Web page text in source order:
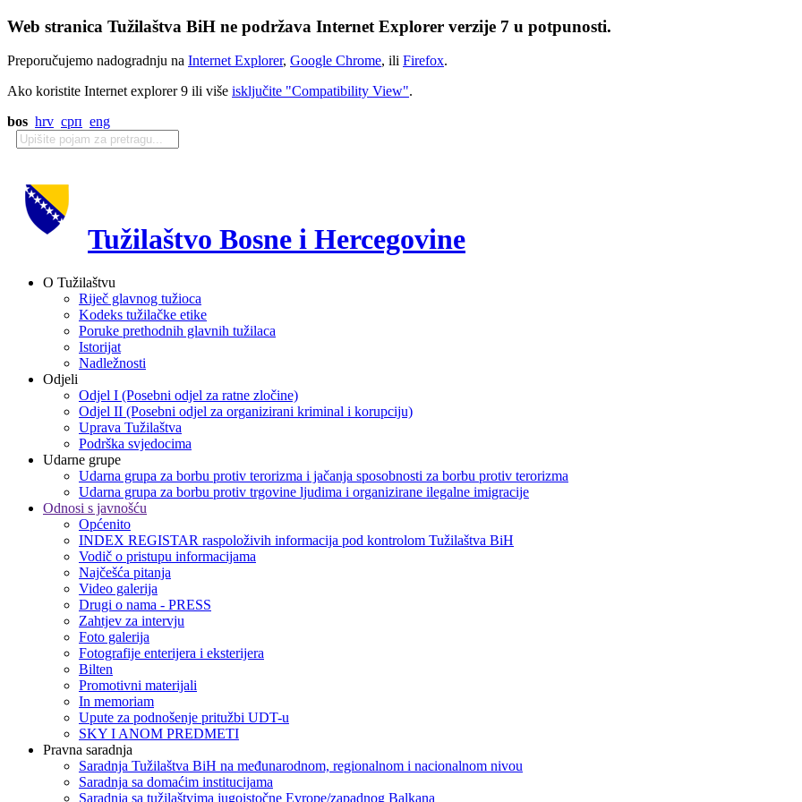
Web stranica Tužilaštva BiH ne podržava Internet Explorer verzije 7 u potpunosti.
Preporučujemo nadogradnju na Internet Explorer, Google Chrome, ili Firefox.
Ako koristite Internet explorer 9 ili više isključite "Compatibility View".
bos hrv срп eng
Tužilaštvo Bosne i Hercegovine
O Tužilaštvu
Riječ glavnog tužioca
Kodeks tužilačke etike
Poruke prethodnih glavnih tužilaca
Istorijat
Nadležnosti
Odjeli
Odjel I (Posebni odjel za ratne zločine)
Odjel II (Posebni odjel za organizirani kriminal i korupciju)
Uprava Tužilaštva
Podrška svjedocima
Udarne grupe
Udarna grupa za borbu protiv terorizma i jačanja sposobnosti za borbu protiv terorizma
Udarna grupa za borbu protiv trgovine ljudima i organizirane ilegalne imigracije
Odnosi s javnošću
Općenito
INDEX REGISTAR raspoloživih informacija pod kontrolom Tužilaštva BiH
Vodič o pristupu informacijama
Najčešća pitanja
Video galerija
Drugi o nama - PRESS
Zahtjev za intervju
Foto galerija
Fotografije enterijera i eksterijera
Bilten
Promotivni materijali
In memoriam
Upute za podnošenje pritužbi UDT-u
SKY I ANOM PREDMETI
Pravna saradnja
Saradnja Tužilaštva BiH na međunarodnom, regionalnom i nacionalnom nivou
Saradnja sa domaćim institucijama
Saradnja sa tužilaštvima jugoistočne Evrope/zapadnog Balkana